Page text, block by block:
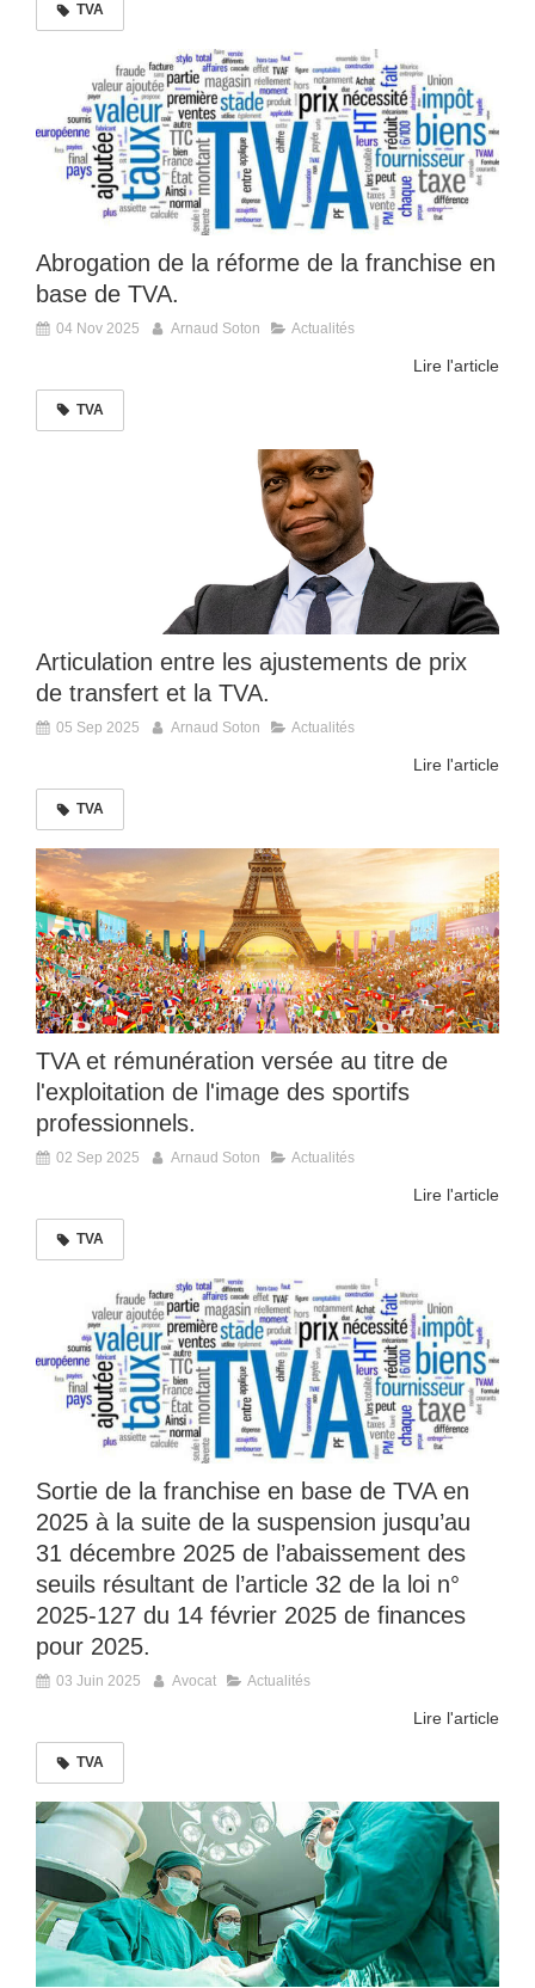
TVA
Abrogation de la réforme de la franchise en
base de TVA.
04 Nov 2025 Arnaud Soton Actualités
Lire l'article
TVA
Articulation entre les ajustements de prix
de transfert et la TVA.
05 Sep 2025 Arnaud Soton Actualités
Lire l'article
TVA
TVA et rémunération versée au titre de
l'exploitation de l'image des sportifs
professionnels.
02 Sep 2025 Arnaud Soton Actualités
Lire l'article
TVA
Sortie de la franchise en base de TVA en
2025 à la suite de la suspension jusqu’au
31 décembre 2025 de l’abaissement des
seuils résultant de l’article 32 de la loi n°
2025-127 du 14 février 2025 de finances
pour 2025.
03 Juin 2025 Avocat Actualités
Lire l'article
TVA